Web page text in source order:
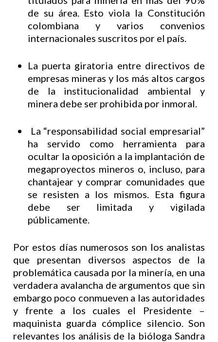
de su área. Esto viola la Constitución
colombiana y varios convenios
internacionales suscritos por el país.
La puerta giratoria entre directivos de
empresas mineras y los más altos cargos
de la institucionalidad ambiental y
minera debe ser prohibida por inmoral.
La “responsabilidad social empresarial”
ha servido como herramienta para
ocultar la oposición a la implantación de
megaproyectos mineros o, incluso, para
chantajear y comprar comunidades que
se resisten a los mismos. Esta figura
debe ser limitada y vigilada
públicamente.
Por estos días numerosos son los analistas
que presentan diversos aspectos de la
problemática causada por la minería, en una
verdadera avalancha de argumentos que sin
embargo poco conmueven a las autoridades
y frente a los cuales el Presidente –
maquinista guarda cómplice silencio. Son
relevantes los análisis de la bióloga Sandra